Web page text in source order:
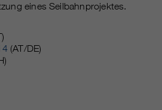
eines Seilbahnprojektes.
(AT/DE)